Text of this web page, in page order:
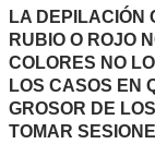
LA DEPILACIÓN
RUBIO O ROJO
COLORES NO
LOS CASOS EN
GROSOR DE
TOMAR